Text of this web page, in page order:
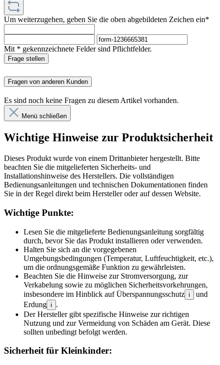
Um weiterzugehen, geben Sie die oben abgebildeten Zeichen ein*
Mit * gekennzeichnete Felder sind Pflichtfelder.
Frage stellen
Fragen von anderen Kunden
Es sind noch keine Fragen zu diesem Artikel vorhanden.
Menü schließen
Wichtige Hinweise zur Produktsicherheit
Dieses Produkt wurde von einem Drittanbieter hergestellt. Bitte
beachten Sie die mitgelieferten Sicherheits- und
Installationshinweise des Herstellers. Die vollständigen
Bedienungsanleitungen und technischen Dokumentationen finden
Sie in der Regel direkt beim Hersteller oder auf dessen Website.
Wichtige Punkte:
Lesen Sie die mitgelieferte Bedienungsanleitung sorgfältig
durch, bevor Sie das Produkt installieren oder verwenden.
Halten Sie sich an die vorgegebenen
Umgebungsbedingungen (Temperatur, Luftfeuchtigkeit, etc.),
um die ordnungsgemäße Funktion zu gewährleisten.
Beachten Sie die Hinweise zur Stromversorgung, zur
Verkabelung sowie zu möglichen Sicherheitsvorkehrungen,
insbesondere im Hinblick auf Überspannungsschutz i
und
Erdung i
.
Der Hersteller gibt spezifische Hinweise zur richtigen
Nutzung und zur Vermeidung von Schäden am Gerät. Diese
sollten unbedingt befolgt werden.
Sicherheit für Kleinkinder: